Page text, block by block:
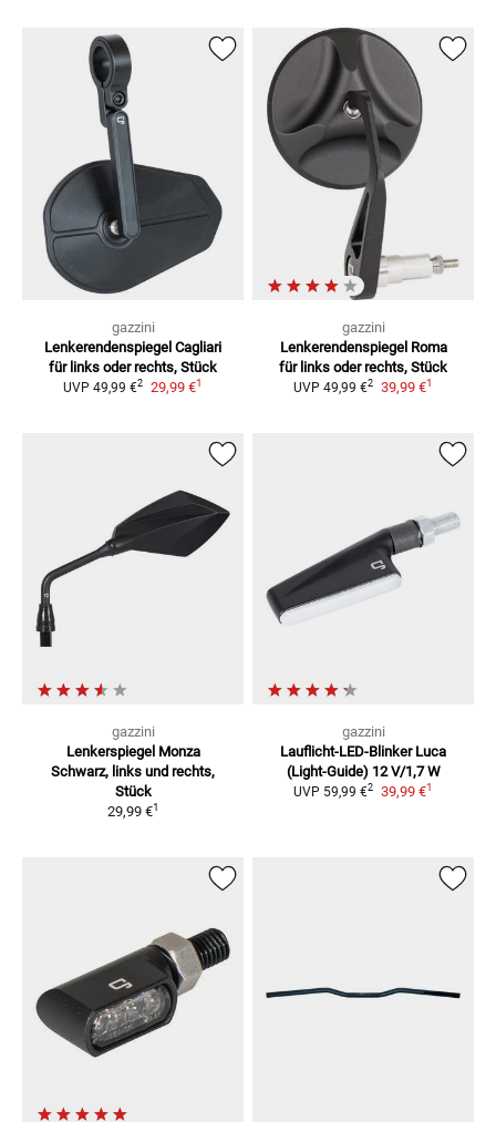
gazzini
Lenkerendenspiegel Cagliari
für links oder rechts, Stück
UVP 49,99 €2 29,99 €1
gazzini
Lenkerendenspiegel Roma
für links oder rechts, Stück
UVP 49,99 €2 39,99 €1
gazzini
Lenkerspiegel Monza
Schwarz, links und rechts,
Stück
29,99 €1
gazzini
Lauflicht-LED-Blinker Luca
(Light-Guide) 12 V/1,7 W
UVP 59,99 €2 39,99 €1